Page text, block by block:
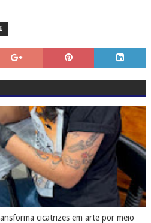
cicatrizes em arte por meio